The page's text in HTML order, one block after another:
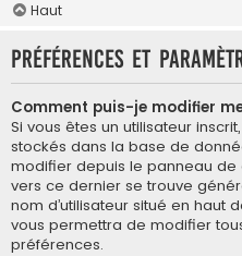
Haut
Préférences et
Comment puis-je modifier
Si vous êtes un utilisateur
stockés dans la base de
modifier depuis le panneau de
vers ce dernier se trouve
nom d’utilisateur situé en haut
vous permettra de modifier
préférences.